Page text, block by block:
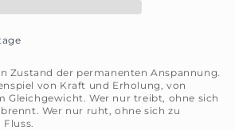
Zustand der permanenten Anspannung.
von Kraft und Erholung, von
Gleichgewicht. Wer nur treibt, ohne sich
Wer nur ruht, ohne sich zu